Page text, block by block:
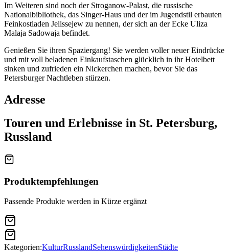
Im Weiteren sind noch der Stroganow-Palast, die russische
Nationalbibliothek, das Singer-Haus und der im Jugendstil erbauten
Feinkostladen Jelissejew zu nennen, der sich an der Ecke Uliza
Malaja Sadowaja befindet.
Genießen Sie ihren Spaziergang! Sie werden voller neuer Eindrücke
und mit voll beladenen Einkaufstaschen glücklich in ihr Hotelbett
sinken und zufrieden ein Nickerchen machen, bevor Sie das
Petersburger Nachtleben stürzen.
Adresse
Touren und Erlebnisse in St. Petersburg,
Russland
Produktempfehlungen
Passende Produkte werden in Kürze ergänzt
Kategorien:KulturRusslandSehenswürdigkeitenStädte